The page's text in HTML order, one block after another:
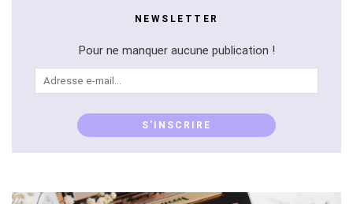
NEWSLETTER
Pour ne manquer aucune publication !
Adresse
e-
S'INSCRIRE